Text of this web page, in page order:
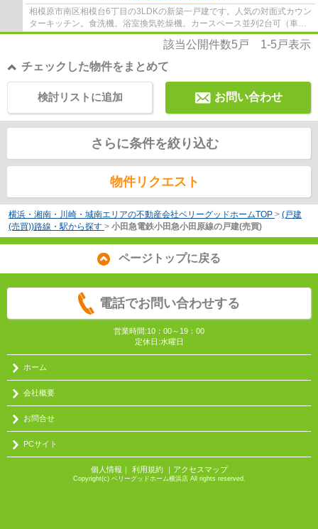
相模原市南区相模台6丁目の3LDKの新築一戸建です。人気の対面式カウン
ターキッチン。食洗機。浴室換気乾燥機。カースペース並列2台可（車種
による）。ウォークインクローゼット。長期...
該当公開件数5 戸 1-5 戸表示
チェックした物件をまとめて
お問い合わせ
検討リストに追加
さらに条件を絞り込む
物件リクエスト
横浜・湘南・川崎・城南エリアの不動産会社ベリーグッドホームTOP > (戸建
(売買))路線・駅から探す > 小田急電鉄小田急小田原線の戸建(売買)
ページトップに戻る
電話でお問い合わせする
営業時間:10：00～19：00
定休日:水曜日
ホーム
会社概要
お問合せ
PCサイト
個人情報 ｜ 利用規約｜ アクセスマップ
Copyright(c) ベリーグッドホーム横浜店 All rights reserved.